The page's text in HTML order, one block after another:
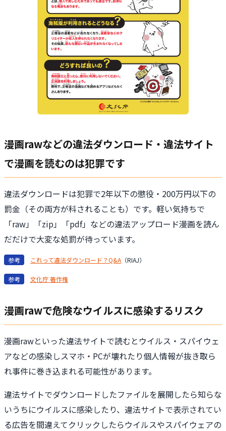
漫画rawなどの違法ダウンロード・違法サイト
で漫画を読むのは犯罪です
違法ダウンロードは犯罪で2年以下の懲役・200万円以下の
罰金（その両方が科されることも）です。軽い気持ちで
「raw」「zip」「pdf」などの違法アップロード漫画を読ん
だだけで大変な処罰が待っています。
参考 これって違法ダウンロード？Q&A （RIAJ）
参考 文化庁 著作権
漫画rawで危険なウイルスに感染するリスク
漫画rawといった違法サイトで読むとウイルス・スパイウェ
アなどの感染しスマホ・PCが壊れたり個人情報が抜き取ら
れ事件に巻き込まれる可能性があります。
違法サイトでダウンロードしたファイルを展開したら知らな
いうちにウイルスに感染したり、違法サイトで表示されてい
る広告を間違えてクリックしたらウイルスやスパイウェアの